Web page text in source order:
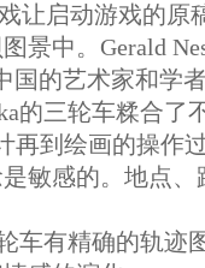
戏让启动游戏的
景中。Gerald
国的艺术家和
的三轮车糅合
再到绘画的操
敏感的。地点
车有精确的轨